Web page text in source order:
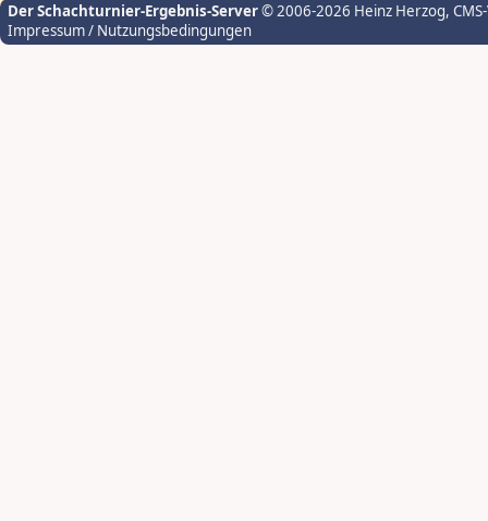
Der Schachturnier-Ergebnis-Server© 2006-2026 Heinz Herzog,
Impressum / Nutzungsbedingungen